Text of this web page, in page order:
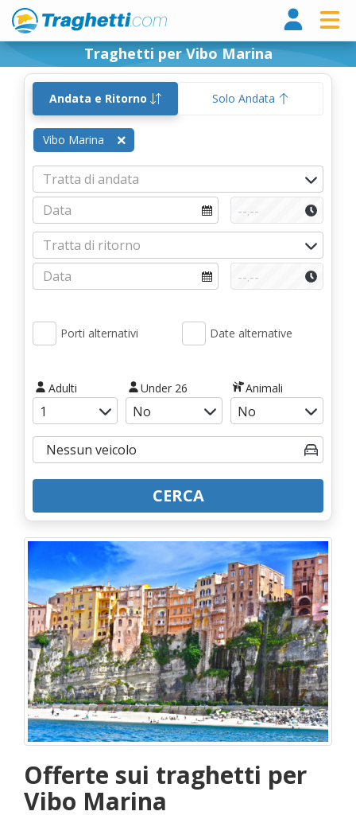
Traghetti per Vibo Marina
Andata e Ritorno Solo Andata
Vibo Marina
Porti alternativi Date alternative
Adulti Under 26 Animali
CERCA
Offerte sui traghetti per
Vibo Marina